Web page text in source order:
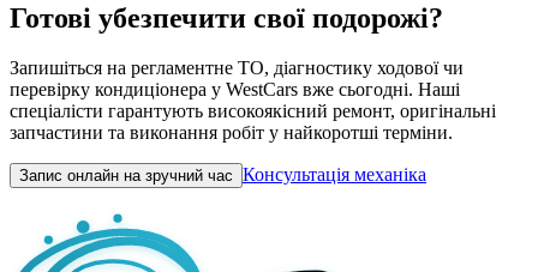
Готові убезпечити свої подорожі?
Запишіться на регламентне ТО, діагностику ходової чи
перевірку кондиціонера у WestCars вже сьогодні. Наші
спеціалісти гарантують високоякісний ремонт, оригінальні
запчастини та виконання робіт у найкоротші терміни.
Запис онлайн на зручний час Консультація механіка